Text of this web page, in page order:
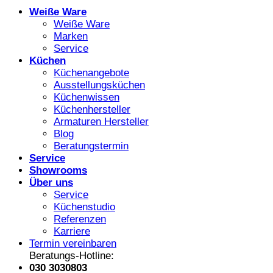
Weiße Ware
Weiße Ware
Marken
Service
Küchen
Küchenangebote
Ausstellungsküchen
Küchenwissen
Küchenhersteller
Armaturen Hersteller
Blog
Beratungstermin
Service
Showrooms
Über uns
Service
Küchenstudio
Referenzen
Karriere
Termin vereinbaren
Beratungs-Hotline:
030 3030803